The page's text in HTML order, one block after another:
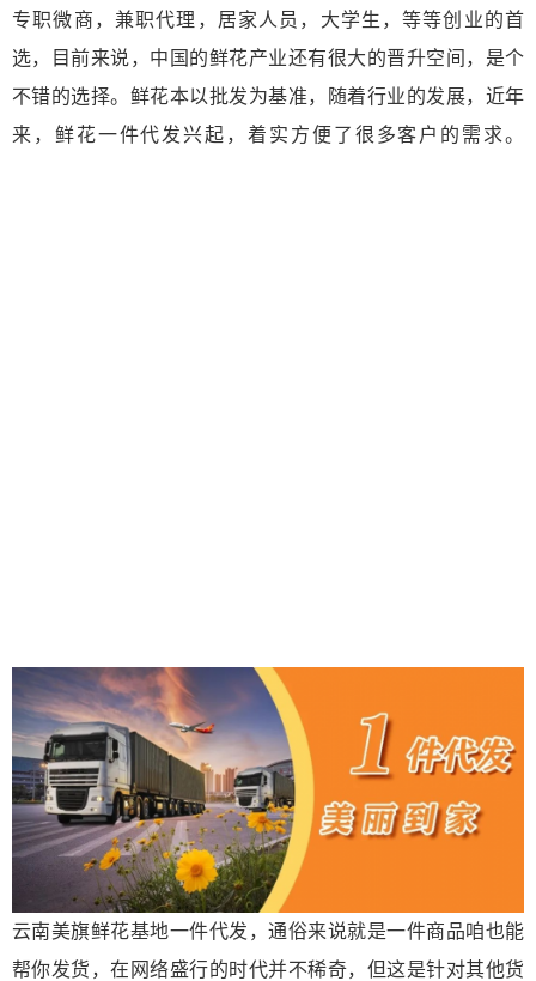
专职微商，兼职代理，居家人员，大学生，等等创业的首
选，目前来说，中国的鲜花产业还有很大的晋升空间，是个
不错的选择。鲜花本以批发为基准，随着行业的发展，近年
来，鲜花一件代发兴起，着实方便了很多客户的需求。
云南美旗鲜花基地一件代发，通俗来说就是一件商品咱也能
帮你发货，在网络盛行的时代并不稀奇，但这是针对其他货